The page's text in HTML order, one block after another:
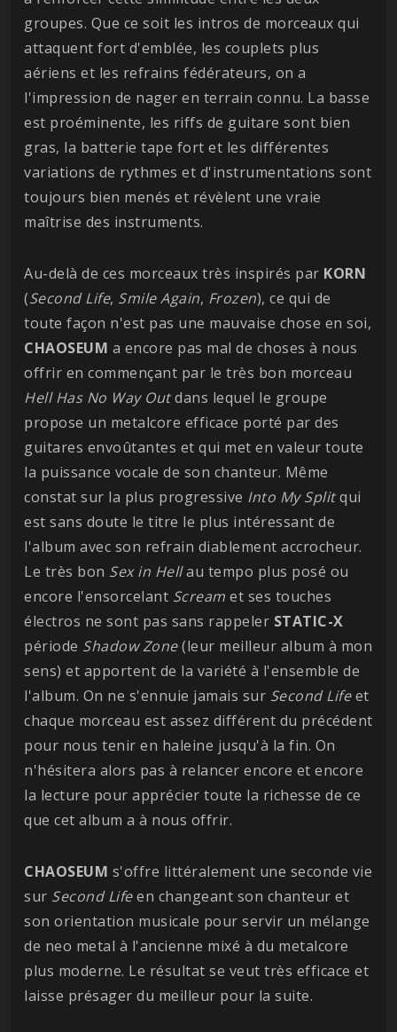
groupes. Que ce soit les intros de morceaux qui
attaquent fort d'emblée, les couplets plus
aériens et les refrains fédérateurs, on a
l'impression de nager en terrain connu. La basse
est proéminente, les riffs de guitare sont bien
gras, la batterie tape fort et les différentes
variations de rythmes et d'instrumentations sont
toujours bien menés et révèlent une vraie
maîtrise des instruments.
Au-delà de ces morceaux très inspirés par KORN
(Second Life, Smile Again, Frozen), ce qui de
toute façon n'est pas une mauvaise chose en soi,
CHAOSEUM a encore pas mal de choses à nous
offrir en commençant par le très bon morceau
Hell Has No Way Outdans lequel le groupe
propose un metalcore efficace porté par des
guitares envoûtantes et qui met en valeur toute
la puissance vocale de son chanteur. Même
constat sur la plus progressive Into My Splitqui
est sans doute le titre le plus intéressant de
l'album avec son refrain diablement accrocheur.
Le très bon Sex in Hellau tempo plus posé ou
encore l'ensorcelant Scream et ses touches
électros ne sont pas sans rappeler STATIC-X
période Shadow Zone(leur meilleur album à mon
sens) et apportent de la variété à l'ensemble de
l'album. On ne s'ennuie jamais sur Second Lifeet
chaque morceau est assez différent du précédent
pour nous tenir en haleine jusqu'à la fin. On
n'hésitera alors pas à relancer encore et encore
la lecture pour apprécier toute la richesse de ce
que cet album a à nous offrir.
CHAOSEUM s'offre littéralement une seconde vie
sur Second Lifeen changeant son chanteur et
son orientation musicale pour servir un mélange
de neo metal à l'ancienne mixé à du metalcore
plus moderne. Le résultat se veut très efficace et
laisse présager du meilleur pour la suite.